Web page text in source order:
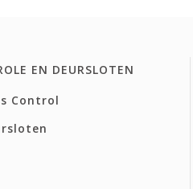
EN DEURSLOTEN
Control